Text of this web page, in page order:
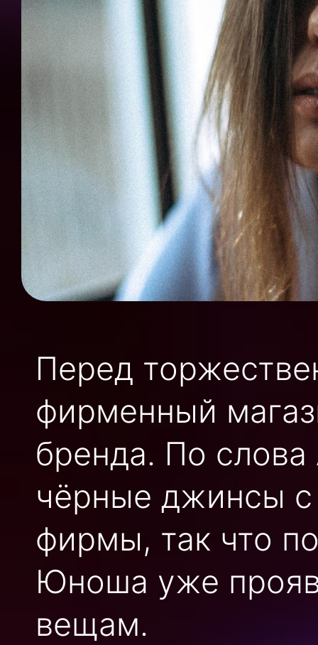
Перед
фирменный
бренда. По
чёрные джинсы
фирмы, так что
Юноша уже
вещам.